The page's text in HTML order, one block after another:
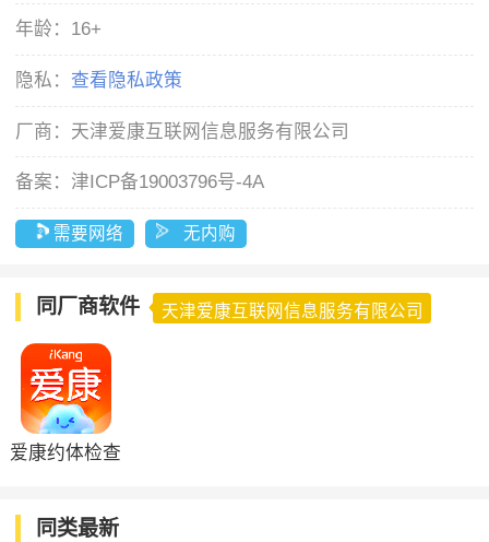
年龄： 16+
隐私： 查看隐私政策
厂商： 天津爱康互联网信息服务有限公司
备案： 津ICP备19003796号-4A
需要网络 无内购
同厂商软件 天津爱康互联网信息服务有限公司
爱康约体检查
同类最新